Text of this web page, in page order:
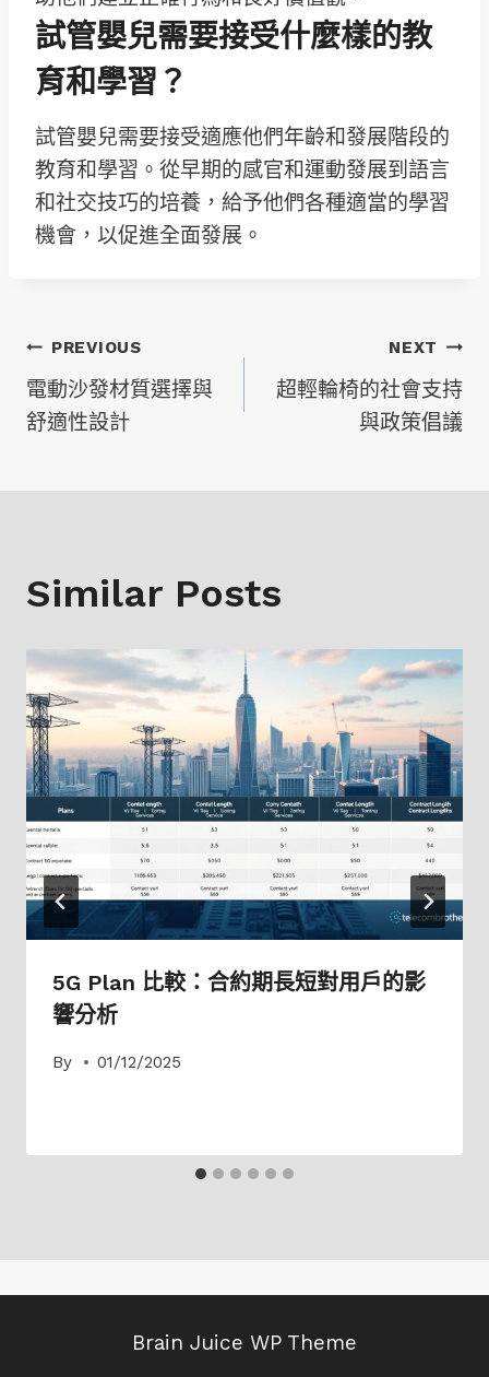
試管嬰兒需要接受什麼樣的教
育和學習？
試管嬰兒需要接受適應他們年齡和發展階段的
教育和學習。從早期的感官和運動發展到語言
和社交技巧的培養，給予他們各種適當的學習
機會，以促進全面發展。
文
章
PREVIOUS
電動沙發材質選擇與
舒適性設計
NEXT
超輕輪椅的社會支持
與政策倡議
Similar Posts
5G Plan 比較：合約期長短對用戶的影
響分析
By 01/12/2025
Brain Juice WP Theme